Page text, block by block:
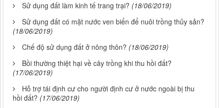
Sử dụng đất làm kinh tế trang trại? (18/06/2019)
Sử dụng đất có mặt nước ven biển để nuôi trồng thủy sản?
(18/06/2019)
Chế độ sử dụng đất ở nông thôn? (18/06/2019)
Bồi thường thiệt hại về cây trồng khi thu hồi đất?
(17/06/2019)
Hỗ trợ tái định cư cho người định cư ở nước ngoài bị thu
hồi đất? (17/06/2019)